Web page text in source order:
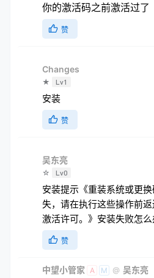
你的激活码之前激活过了
赞
Changes
★ Lv1
安装
赞
吴东亮
☆ Lv0
安装提示《重装系统或更
失，请在执行这些操作前
激活许可。》安装失败怎
赞
中望小管家 A M @ 吴东亮